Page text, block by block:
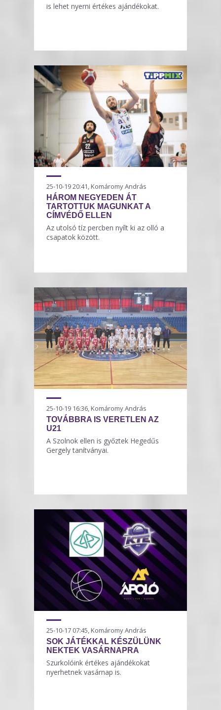
is lehet nyerni értékes ajándékokat.
25-10-19 20:41, Komáromy András
HÁROM NEGYEDEN ÁT
TARTOTTUK MAGUNKAT A
CÍMVÉDŐ ELLEN
Az utolsó tíz percben nyílt ki az olló a
csapatok között.
25-10-19 16:36, Komáromy András
TOVÁBBRA IS VERETLEN AZ
U21
A Szolnok ellen is győztek Hegedűs
Gergely tanítványai.
25-10-17 07:45, Komáromy András
SOK JÁTÉKKAL KÉSZÜLÜNK
NEKTEK VASÁRNAPRA
Szurkolóink értékes ajándékokat
nyerhetnek vasárnap is.